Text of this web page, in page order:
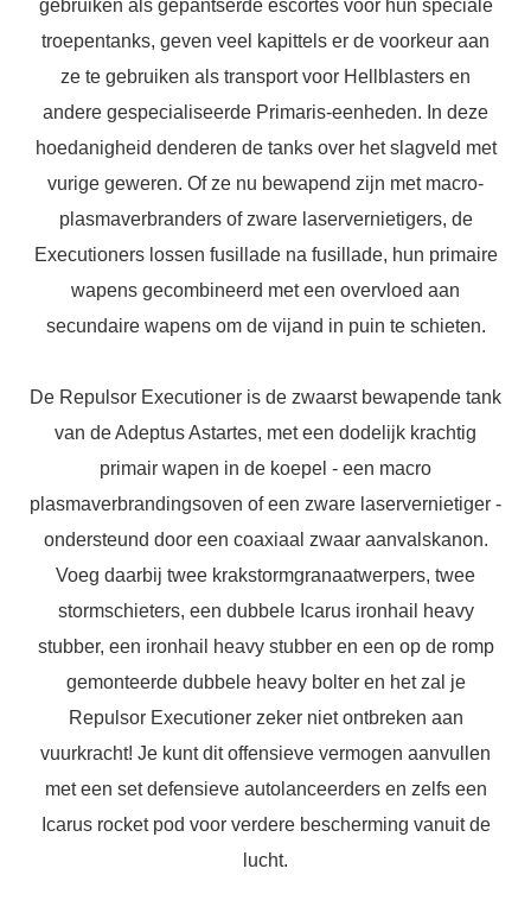
gebruiken als gepantserde escortes voor hun speciale
troepentanks, geven veel kapittels er de voorkeur aan
ze te gebruiken als transport voor Hellblasters en
andere gespecialiseerde Primaris-eenheden. In deze
hoedanigheid denderen de tanks over het slagveld met
vurige geweren. Of ze nu bewapend zijn met macro-
plasmaverbranders of zware laservernietigers, de
Executioners lossen fusillade na fusillade, hun primaire
wapens gecombineerd met een overvloed aan
secundaire wapens om de vijand in puin te schieten.
De Repulsor Executioner is de zwaarst bewapende tank
van de Adeptus Astartes, met een dodelijk krachtig
primair wapen in de koepel - een macro
plasmaverbrandingsoven of een zware laservernietiger -
ondersteund door een coaxiaal zwaar aanvalskanon.
Voeg daarbij twee krakstormgranaatwerpers, twee
stormschieters, een dubbele Icarus ironhail heavy
stubber, een ironhail heavy stubber en een op de romp
gemonteerde dubbele heavy bolter en het zal je
Repulsor Executioner zeker niet ontbreken aan
vuurkracht! Je kunt dit offensieve vermogen aanvullen
met een set defensieve autolanceerders en zelfs een
Icarus rocket pod voor verdere bescherming vanuit de
lucht.